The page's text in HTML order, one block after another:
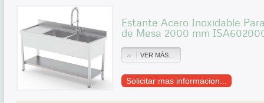
Estante Acero Inoxidable
de Mesa 2000 mm
VER MÁS...
Solicitar mas informacion...